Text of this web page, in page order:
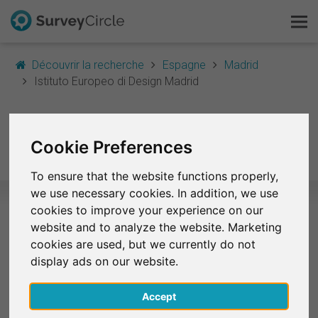
Cookie Preferences
To ensure that the website functions properly,
we use necessary cookies. In addition, we use
cookies to improve your experience on our
website and to analyze the website. Marketing
cookies are used, but we currently do not
display ads on our website.
Accept
Découvrir la recherche Espagne
Madrid
Istituto Europeo di Design Madrid
Design Madrid
Sélection d'études de recherche –
Istituto Europeo di Design Madrid
Actuellement, aucune étude de Istituto Europeo di
Design Madrid n'est disponible sur SurveyCircle.
FAQ
S'inscrire gratuitement
S'inscrire
English